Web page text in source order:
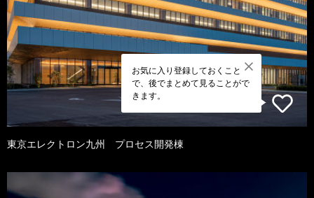
お気に入り登録しておくこと
で、後でまとめて見ることがで
きます。
東京エレクトロン九州 プロセス開発棟